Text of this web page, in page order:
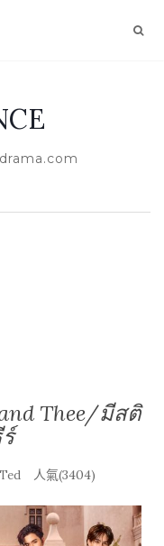
Thee/มีสติ
人氣(3404)